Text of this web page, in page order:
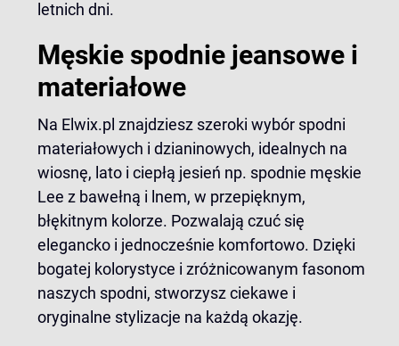
letnich dni.
Męskie spodnie jeansowe i
materiałowe
Na Elwix.pl znajdziesz szeroki wybór spodni
materiałowych i dzianinowych, idealnych na
wiosnę, lato i ciepłą jesień np. spodnie męskie
Lee z bawełną i lnem, w przepięknym,
błękitnym kolorze. Pozwalają czuć się
elegancko i jednocześnie komfortowo. Dzięki
bogatej kolorystyce i zróżnicowanym fasonom
naszych spodni, stworzysz ciekawe i
oryginalne stylizacje na każdą okazję.